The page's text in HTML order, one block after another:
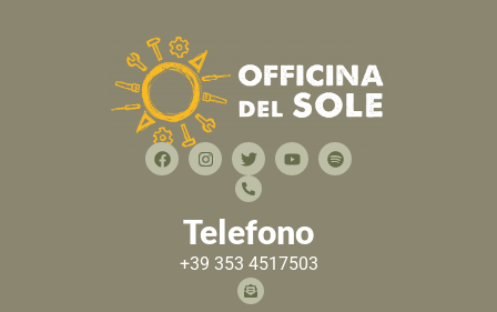
Telefono
+39 353 4517503